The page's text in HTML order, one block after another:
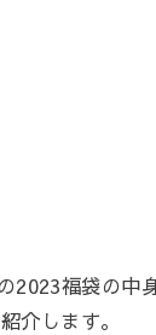
2023福袋の中
介します。